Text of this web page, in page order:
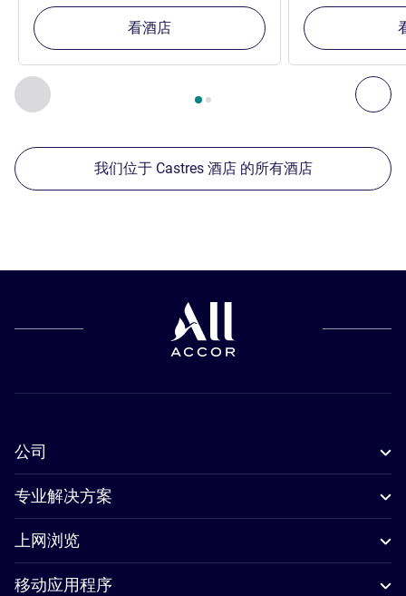
上一个 - 我们在附近的其他酒店 下
第 页，共 , 我们在附近的其他酒店 1 :, 我们在附近的
看酒店
我们位于 Castres 酒店 的所有酒店
公司
专业解决方案
上网浏览
移动应用程序